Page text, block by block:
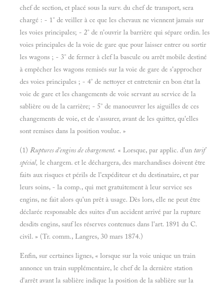
chef de section, et placé sous la surv. du chef de transport, sera
chargé : - 1° de veiller à ce que les chevaux ne viennent jamais sur
les voies principales; - 2° de n'ouvrir la barrière qui sépare ordin. les
voies principales de la voie de gare que pour laisser entrer ou sortir
les wagons ; - 3° de fermer à clef la bascule ou arrêt mobile destiné
à empêcher les wagons remisés sur la voie de gare de s'approcher
des voies principales ; - 4° de nettoyer et entretenir en bon état la
voie de gare et les changements de voie servant au service de la
sablière ou de la carrière; - 5° de manoeuvrer les aiguilles de ces
changements de voie, et de s'assurer, avant de les quitter, qu'elles
sont remises dans la position voulue. »
(1) Ruptures d'engins de chargement. « Lorsque, par applic. d'un tarif
spécial, le chargem. et le déchargera, des marchandises doivent être
faits aux risques et périls de l'expéditeur et du destinataire, et par
leurs soins, - la comp., qui met gratuitement à leur service ses
engins, ne fait alors qu'un prêt à usage. Dès lors, elle ne peut être
déclarée responsable des suites d'un accident arrivé par la rupture
desdits engins, sauf les réserves contenues dans l'art. 1891 du C.
civil. » (Tr. comm., Langres, 30 mars 1874.)
Enfin, sur certaines lignes, « lorsque sur la voie unique un train
annonce un train supplémentaire, le chef de la dernière station
d'arrêt avant la sablière indique la position de la sablière sur la